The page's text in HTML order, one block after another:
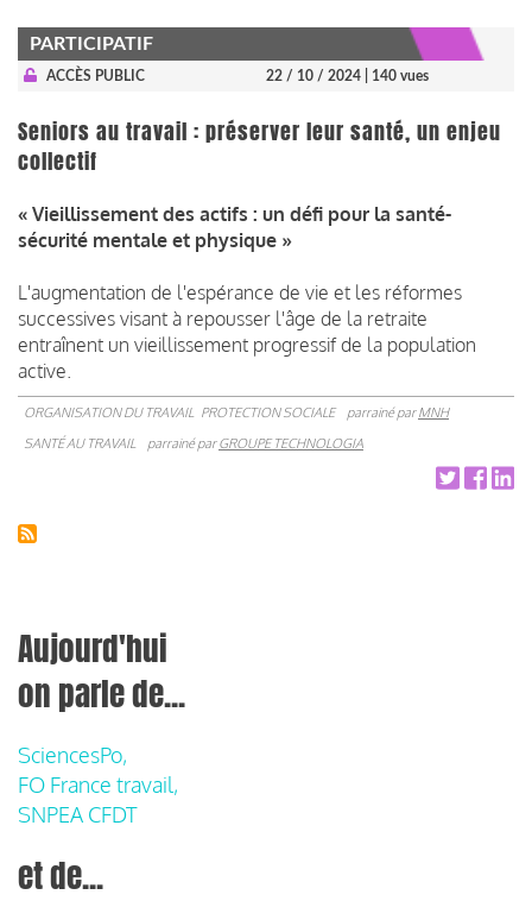
PARTICIPATIF
ACCÈS PUBLIC 22 / 10 / 2024 | 140 vues
Seniors au travail : préserver leur santé, un enjeu
collectif
« Vieillissement des actifs : un défi pour la santé-
sécurité mentale et physique »
L'augmentation de l'espérance de vie et les réformes
successives visant à repousser l'âge de la retraite
entraînent un vieillissement progressif de la population
active.
ORGANISATION DU TRAVAIL PROTECTION SOCIALE parrainé parMNH
SANTÉ AU TRAVAIL
parrainé parGROUPE TECHNOLOGIA
Aujourd'hui
on parle de...
SciencesPo,
FO France travail,
SNPEA CFDT
et de...